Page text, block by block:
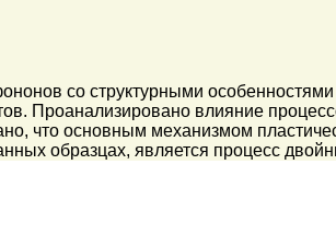
со структурными
Проанализировано влияние
что основным механизмом
образцах, является процесс